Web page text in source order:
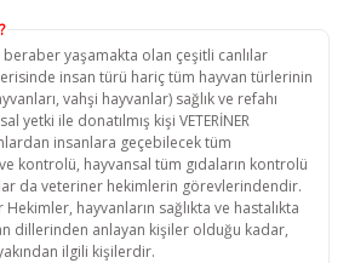
yaşamakta olan çeşitli canlılar
insan türü hariç tüm hayvan türlerinin
vahşi hayvanlar) sağlık ve refahı
yetki ile donatılmış kişi VETERİNER
insanlara geçebilecek tüm
kontrolü, hayvansal tüm gıdaların kontrolü
da veteriner hekimlerin görevlerindendir.
hayvanların sağlıkta ve hastalıkta
dillerinden anlayan kişiler olduğu kadar,
ilgili kişilerdir.